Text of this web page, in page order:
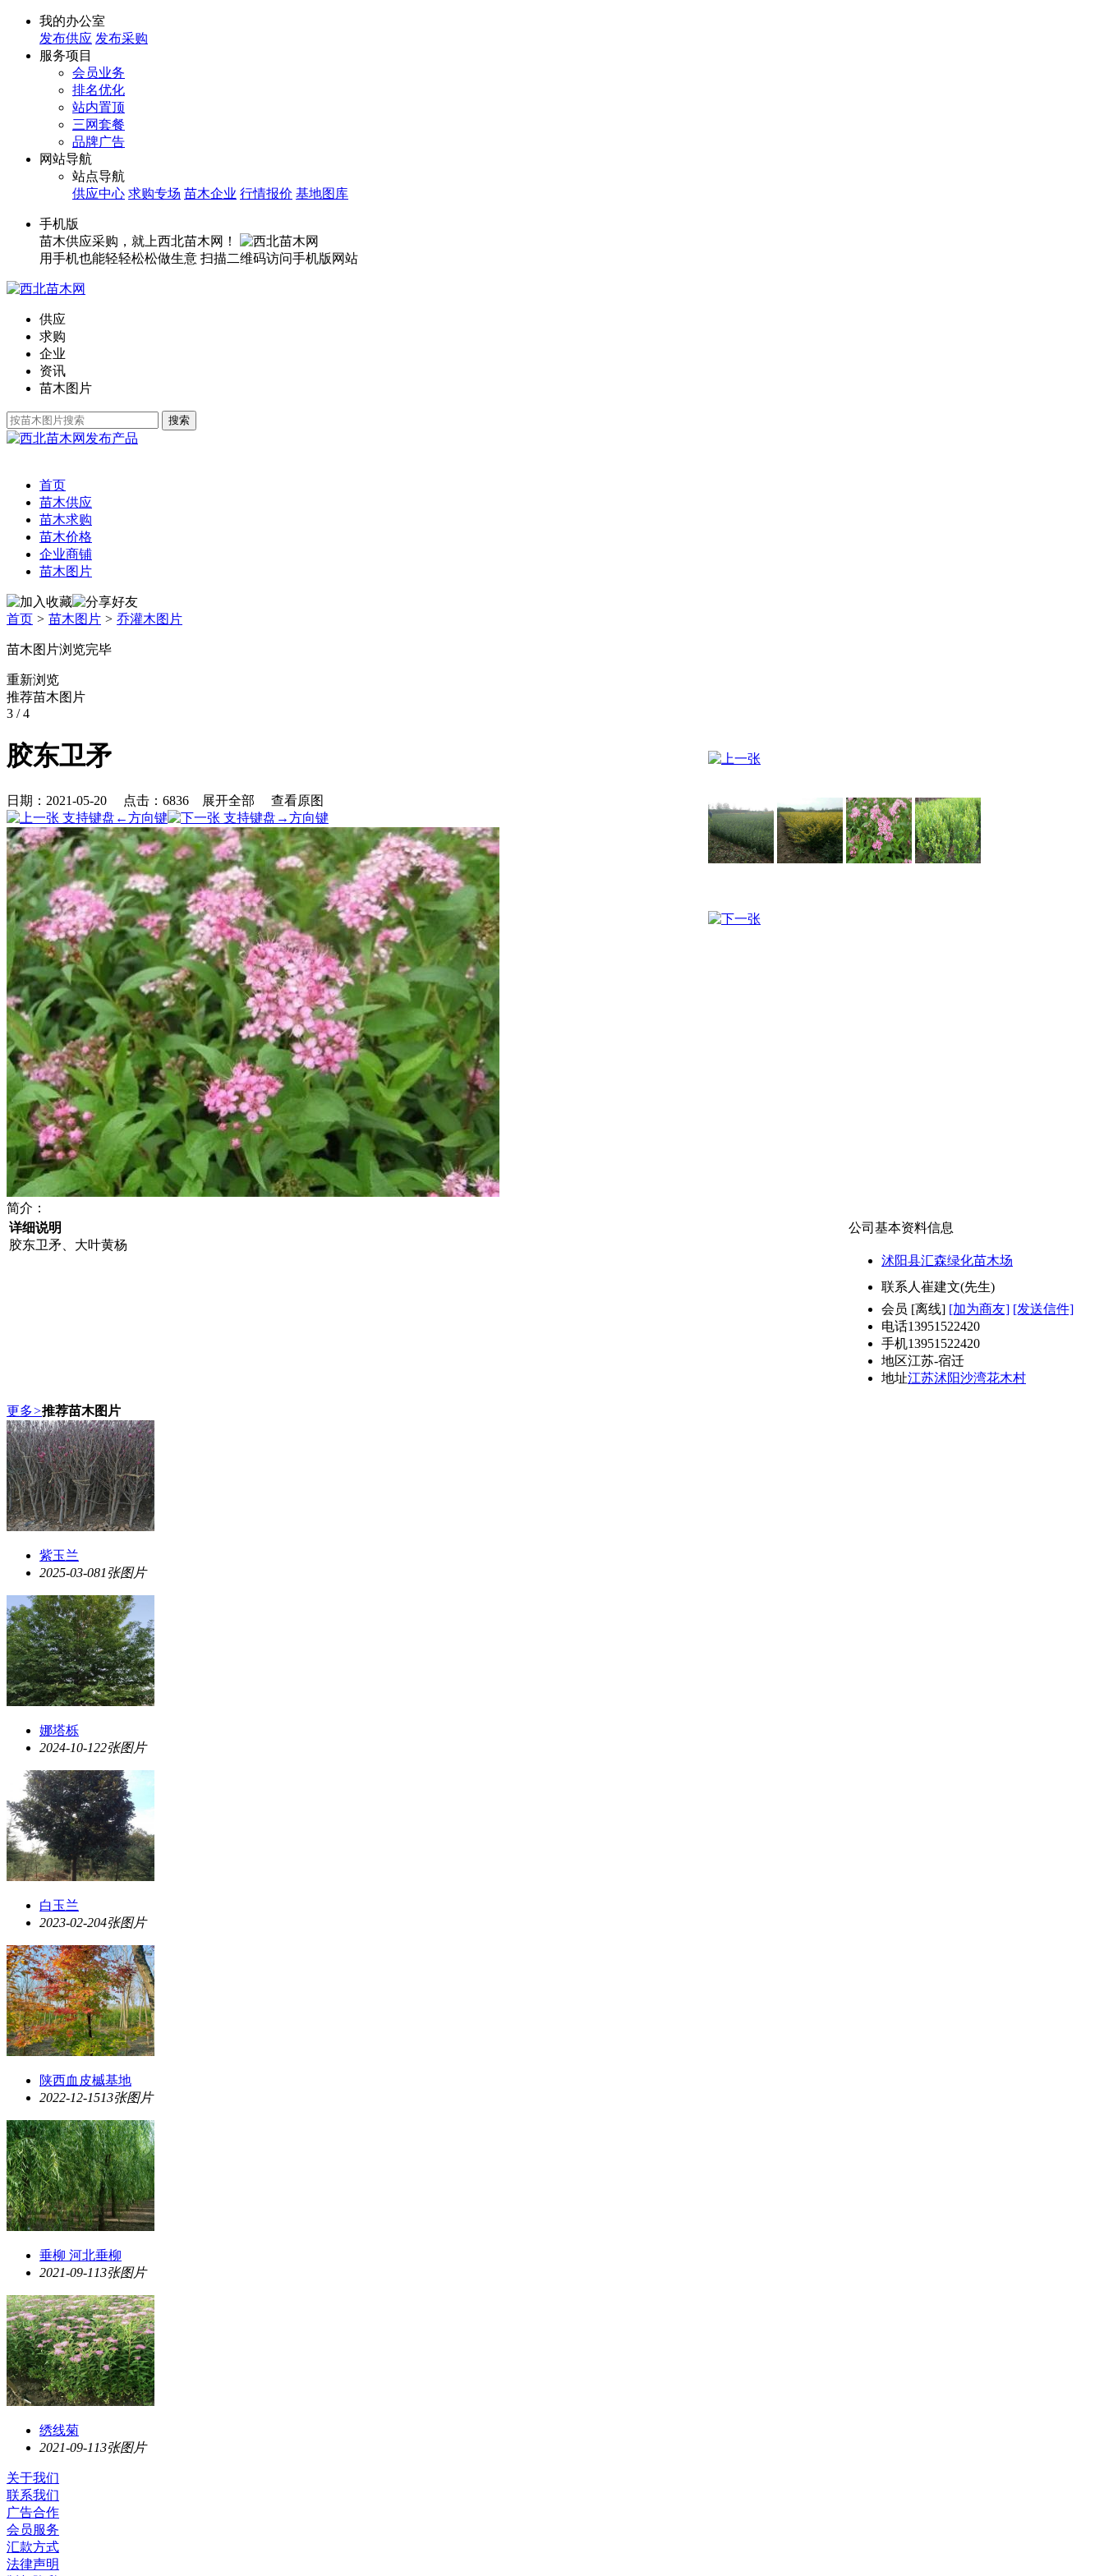
我的办公室
发布供应 发布采购
服务项目
会员业务
排名优化
站内置顶
三网套餐
品牌广告
网站导航
站点导航
供应中心 求购专场 苗木企业 行情报价 基地图库
手机版
苗木供应采购，就上西北苗木网！
用手机也能轻轻松松做生意 扫描二维码访问手机版网站
供应
求购
企业
资讯
苗木图片
发布产品
首页
苗木供应
苗木求购
苗木价格
企业商铺
苗木图片
首页 > 苗木图片 > 乔灌木图片
苗木图片浏览完毕
重新浏览
推荐苗木图片
3 / 4
胶东卫矛
日期：2021-05-20 点击： 6836 展开全部 查看原图
简介：
详细说明
胶东卫矛、大叶黄杨
公司基本资料信息
沭阳县汇森绿化苗木场
联系人 崔建文(先生)
会员 [离线] [加为商友] [发送信件]
电话13951522420
手机13951522420
地区江苏-宿迁
地址江苏沭阳沙湾花木村
更多>推荐苗木图片
紫玉兰
2025-03-081张图片
娜塔栎
2024-10-122张图片
白玉兰
2023-02-204张图片
陕西血皮槭基地
2022-12-1513张图片
垂柳 河北垂柳
2021-09-113张图片
绣线菊
2021-09-113张图片
关于我们
联系我们
广告合作
会员服务
汇款方式
法律声明